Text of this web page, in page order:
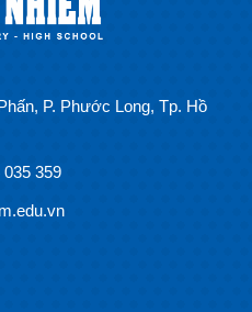
P. Phước Long, Tp. Hồ
359